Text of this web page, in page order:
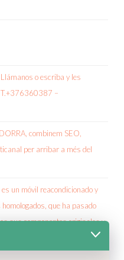
o escriba y les
T.+376360387 –
combinem SEO,
per arribar a més del
un móvil reacondicionado y
que ha pasado
sus componentes originales y